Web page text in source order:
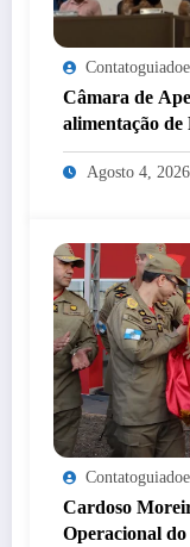
Câmara de
alimentação
Agosto 4, 2026
Cardoso
Operacional